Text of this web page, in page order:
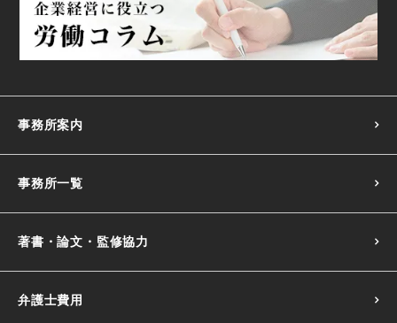
事務所案内
事務所一覧
著書・論文・監修協力
弁護士費用